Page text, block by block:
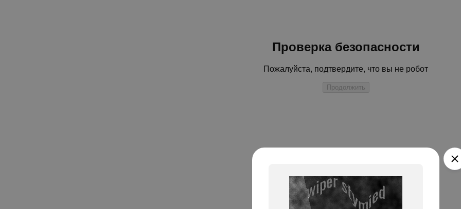
Проверка безопасности
Пожалуйста, подтвердите, что вы не робот
Продолжить